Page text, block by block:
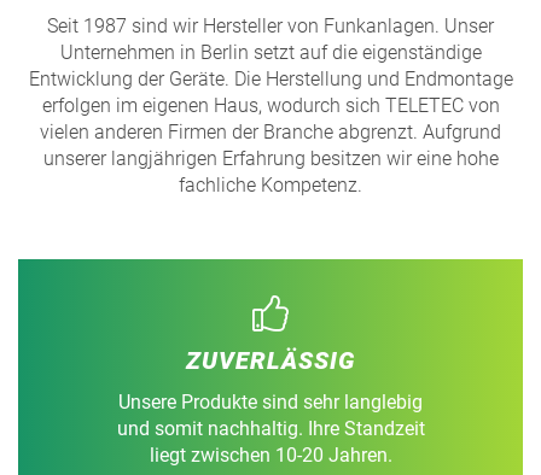
Seit 1987 sind wir Hersteller von Funkanlagen. Unser
Unternehmen in Berlin setzt auf die eigenständige
Entwicklung der Geräte. Die Herstellung und Endmontage
erfolgen im eigenen Haus, wodurch sich TELETEC von
vielen anderen Firmen der Branche abgrenzt. Aufgrund
unserer langjährigen Erfahrung besitzen wir eine hohe
fachliche Kompetenz.
ZUVERLÄSSIG
Unsere Produkte sind sehr langlebig
und somit nachhaltig. Ihre Standzeit
liegt zwischen 10-20 Jahren.